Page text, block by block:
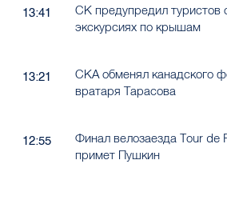
13:41
СК предупредил туристов
экскурсиях по крышам
13:21
СКА обменял канадского
вратаря Тарасова
12:55
Финал велозаезда Tour de
примет Пушкин